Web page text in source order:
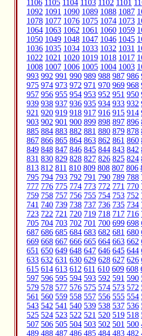
1106 1105 1104 1103 1102 1101
1092 1091 1090 1089 1088 1087
1078 1077 1076 1075 1074 1073
1064 1063 1062 1061 1060 1059
1050 1049 1048 1047 1046 1045
1036 1035 1034 1033 1032 1031
1022 1021 1020 1019 1018 1017
1008 1007 1006 1005 1004 1003
993 992 991 990 989 988 987 986
975 974 973 972 971 970 969 968
957 956 955 954 953 952 951 950
939 938 937 936 935 934 933 932
921 920 919 918 917 916 915 914
903 902 901 900 899 898 897 896
885 884 883 882 881 880 879 878
867 866 865 864 863 862 861 860
849 848 847 846 845 844 843 842
831 830 829 828 827 826 825 824
813 812 811 810 809 808 807 806
795 794 793 792 791 790 789 788
777 776 775 774 773 772 771 770
759 758 757 756 755 754 753 752
741 740 739 738 737 736 735 734
723 722 721 720 719 718 717 716
705 704 703 702 701 700 699 698
687 686 685 684 683 682 681 680
669 668 667 666 665 664 663 662
651 650 649 648 647 646 645 644
633 632 631 630 629 628 627 626
615 614 613 612 611 610 609 608
597 596 595 594 593 592 591 590
579 578 577 576 575 574 573 572
561 560 559 558 557 556 555 554
543 542 541 540 539 538 537 536
525 524 523 522 521 520 519 518
507 506 505 504 503 502 501 500
489 488 487 486 485 484 483 482